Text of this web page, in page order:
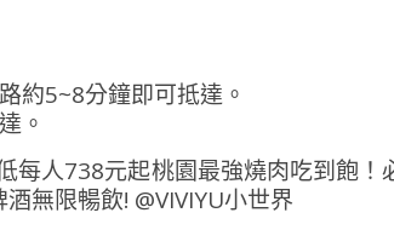
約5~8分鐘即可抵達。
。